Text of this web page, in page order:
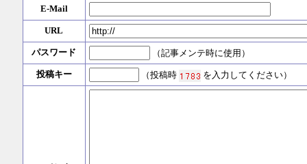
E-Mail
URL
パスワード （記事メンテ時に使用）
投稿キー （投稿時 を入力してください）